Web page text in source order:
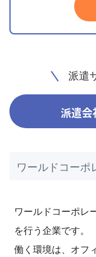
派遣
派遣会
ワールドコーポ
ワールドコーポレ
を行う企業です。
働く環境は、オフ